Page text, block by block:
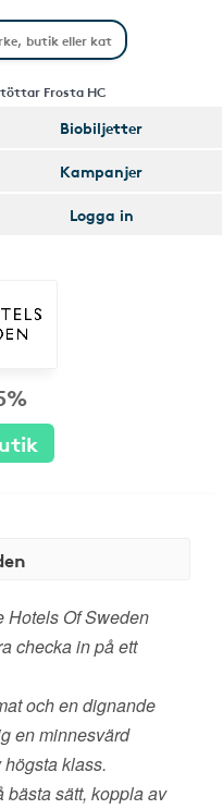
Frosta HC
Biobiljetter
Kampanjer
Logga in
Hotels Of Sweden
checka in på ett
och en dignande
en minnesvärd
klass.
bästa sätt, koppla av